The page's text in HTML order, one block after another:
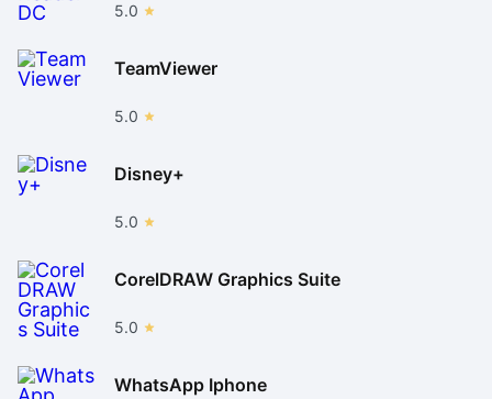
5.0
TeamViewer
5.0
Disney+
5.0
CorelDRAW Graphics Suite
5.0
WhatsApp Iphone